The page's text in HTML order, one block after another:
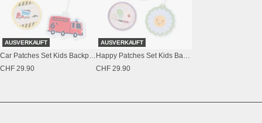
AUSVERKAUFT
Car Patches Set Kids Backpack
CHF 29.90
AUSVERKAUFT
Happy Patches Set Kids Backpack
CHF 29.90